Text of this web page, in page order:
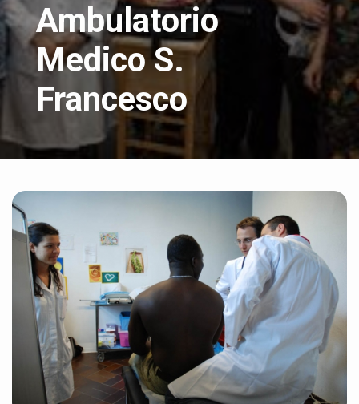
Ambulatorio
Medico S.
Francesco